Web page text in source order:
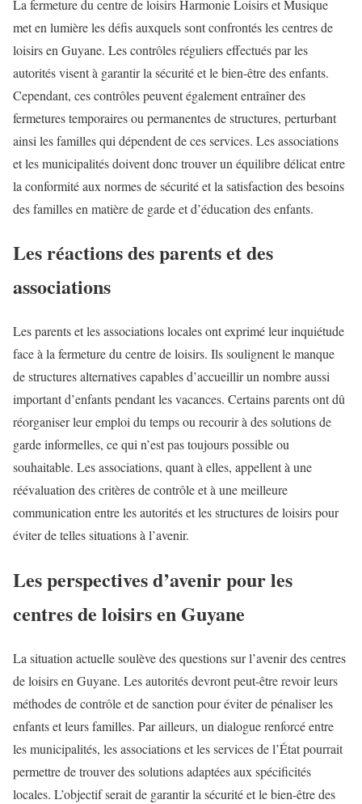
La fermeture du centre de loisirs Harmonie Loisirs et Musique
met en lumière les défis auxquels sont confrontés les centres de
loisirs en Guyane. Les contrôles réguliers effectués par les
autorités visent à garantir la sécurité et le bien-être des enfants.
Cependant, ces contrôles peuvent également entraîner des
fermetures temporaires ou permanentes de structures, perturbant
ainsi les familles qui dépendent de ces services. Les associations
et les municipalités doivent donc trouver un équilibre délicat entre
la conformité aux normes de sécurité et la satisfaction des besoins
des familles en matière de garde et d’éducation des enfants.
Les réactions des parents et des
associations
Les parents et les associations locales ont exprimé leur inquiétude
face à la fermeture du centre de loisirs. Ils soulignent le manque
de structures alternatives capables d’accueillir un nombre aussi
important d’enfants pendant les vacances. Certains parents ont dû
réorganiser leur emploi du temps ou recourir à des solutions de
garde informelles, ce qui n’est pas toujours possible ou
souhaitable. Les associations, quant à elles, appellent à une
réévaluation des critères de contrôle et à une meilleure
communication entre les autorités et les structures de loisirs pour
éviter de telles situations à l’avenir.
Les perspectives d’avenir pour les
centres de loisirs en Guyane
La situation actuelle soulève des questions sur l’avenir des centres
de loisirs en Guyane. Les autorités devront peut-être revoir leurs
méthodes de contrôle et de sanction pour éviter de pénaliser les
enfants et leurs familles. Par ailleurs, un dialogue renforcé entre
les municipalités, les associations et les services de l’État pourrait
permettre de trouver des solutions adaptées aux spécificités
locales. L’objectif serait de garantir la sécurité et le bien-être des